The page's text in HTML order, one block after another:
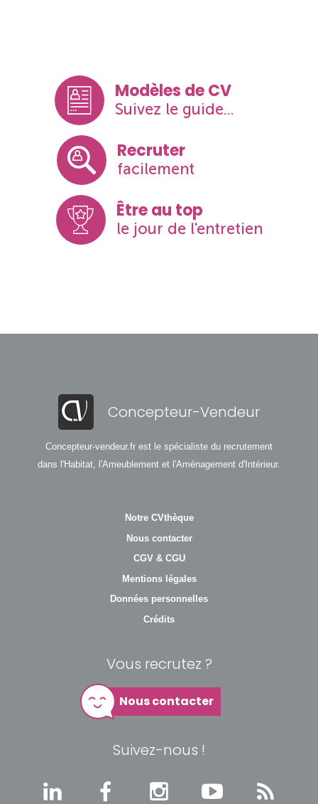
Modèles de CV
Suivez le guide...
Recruter
facilement
Être au top
le jour de l'entretien
Concepteur-Vendeur
Concepteur-vendeur.fr est le spécialiste du recrutement
dans l'Habitat, l'Ameublement et l'Aménagement d'Intérieur.
Notre CVthèque
Nous contacter
CGV & CGU
Mentions légales
Données personnelles
Crédits
Vous recrutez ?
Nous contacter
Suivez-nous !